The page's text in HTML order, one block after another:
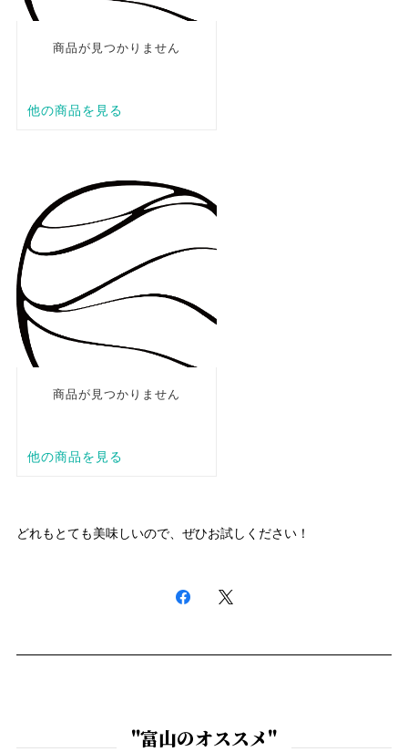
どれもとても美味しいので、ぜひお試しください！
"富山のオススメ"